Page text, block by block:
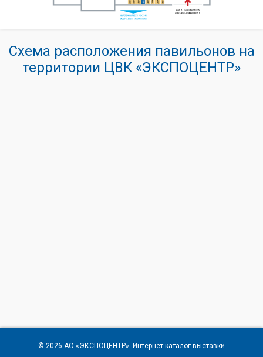
Схема расположения павильонов на
территории ЦВК «ЭКСПОЦЕНТР»
© 2026 АО «ЭКСПОЦЕНТР». Интернет-каталог выставки